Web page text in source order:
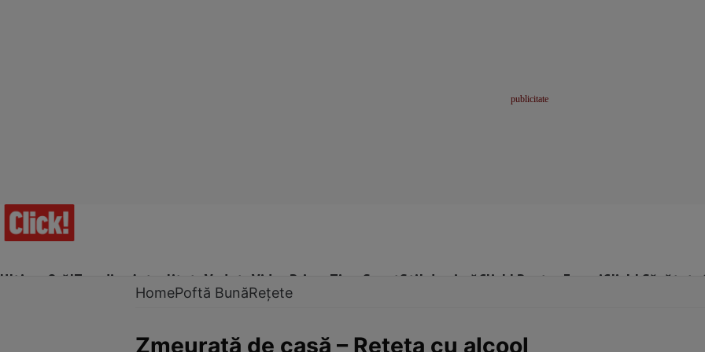
Ultima Oră!Trending Actualitate Vedete Video Prime Time SportStil de viațăClick! Pentru FemeiClick! Sănătate
HomePoftă BunăRețete
Zmeurată de casă – Reţeta cu alcool